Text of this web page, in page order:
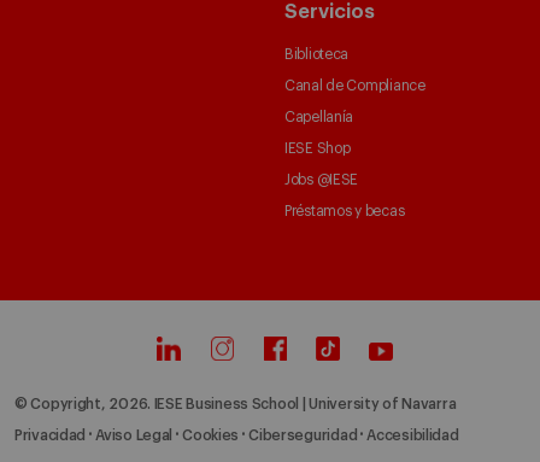
Servicios
Biblioteca
Canal de Compliance
Capellanía
IESE Shop
Jobs @IESE
Préstamos y becas
© Copyright, 2026. IESE Business School | University of Navarra
Privacidad Aviso Legal Cookies Ciberseguridad Accesibilidad